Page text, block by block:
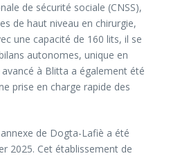
de sécurité sociale (CNSS),
de haut niveau en chirurgie,
une capacité de 160 lits, il se
autonomes, unique en
à Blitta a également été
prise en charge rapide des
de Dogta-Lafiè a été
2025. Cet établissement de